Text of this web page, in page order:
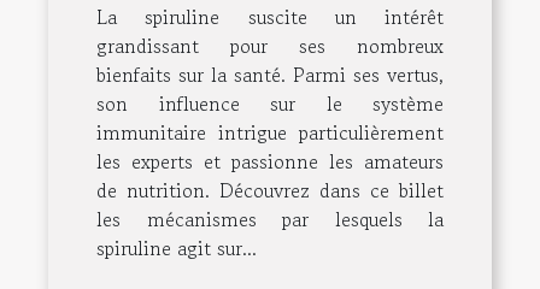
La spiruline suscite un intérêt
grandissant pour ses nombreux
bienfaits sur la santé. Parmi ses vertus,
son influence sur le système
immunitaire intrigue particulièrement
les experts et passionne les amateurs
de nutrition. Découvrez dans ce billet
les mécanismes par lesquels la
spiruline agit sur...